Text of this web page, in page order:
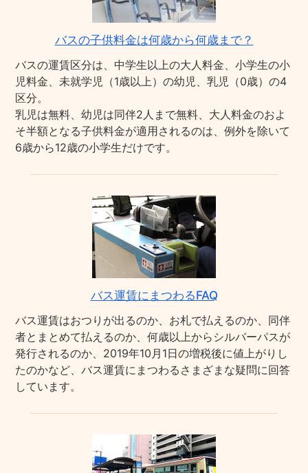
バスの子供料金は何歳から何歳まで？
バスの運賃区分は、中学生以上の大人料金、小学生の小
児料金、未就学児（1歳以上）の幼児、乳児（0歳）の4
区分。
乳児は無料、幼児は同伴2人まで無料、大人料金のおよ
そ半額となる子供料金が適用されるのは、例外を除いて
6歳から12歳の小学生だけです。
バス運賃にまつわるFAQ
バス運賃はおつりが出るのか、お札で払えるのか、同伴
者とまとめて払えるのか、何歳以上からシルバーパスが
発行されるのか、2019年10月1日の増税後に値上がりし
たのかなど、バス運賃にまつわるさまざまな疑問に回答
しています。